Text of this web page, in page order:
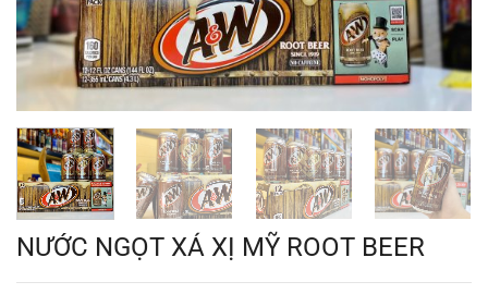
NƯỚC NGỌT XÁ XỊ MỸ ROOT BEER